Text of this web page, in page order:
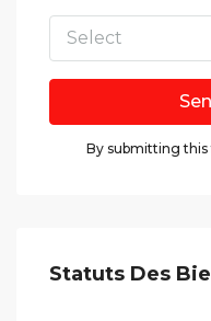
Select
By submitting
Statuts Des